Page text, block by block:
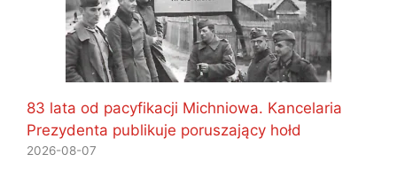
83 lata od pacyfikacji Michniowa. Kancelaria
Prezydenta publikuje poruszający hołd
2026-08-07